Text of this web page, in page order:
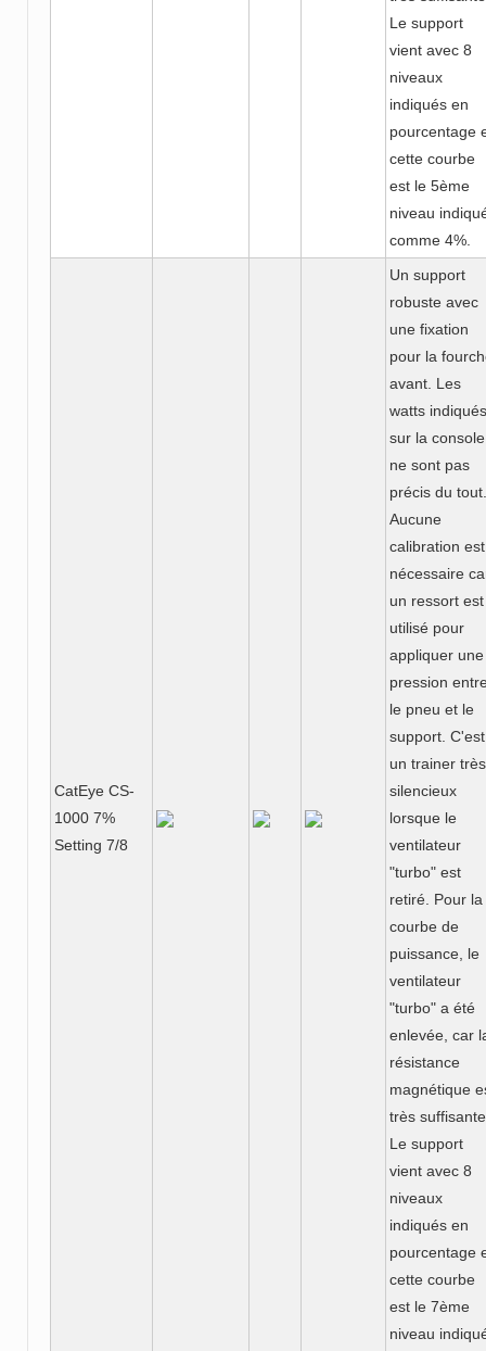
Le support
vient avec 8
niveaux
indiqués en
pourcentage
cette courbe
est le 5ème
niveau
comme 4%.
CatEye CS-
1000 7%
Setting 7/8
Un support
robuste avec
une fixation
pour la
avant. Les
watts indiqués
sur la console
ne sont pas
précis du tout.
Aucune
calibration est
nécessaire
un ressort est
utilisé pour
appliquer une
pression
le pneu et le
support. C'est
un trainer très
silencieux
lorsque le
ventilateur
"turbo" est
retiré. Pour la
courbe de
puissance, le
ventilateur
"turbo" a été
enlevée, car
résistance
magnétique
très
Le support
vient avec 8
niveaux
indiqués en
pourcentage
cette courbe
est le 7ème
niveau